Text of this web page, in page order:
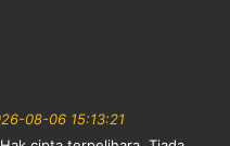
08-06 15:13:21